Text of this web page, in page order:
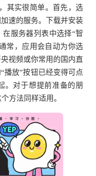
其实很简单。首先，选
速的服务。下载并安装
服务器列表中选择“智
常，应用会自动为你选
视频或你常用的国内直
播放”按钮已经变得可点
。对于想提前准备的朋
方法同样适用。